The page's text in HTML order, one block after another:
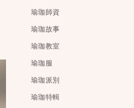
瑜珈師資
瑜珈故事
瑜珈教室
瑜珈服
瑜珈派別
瑜珈特輯